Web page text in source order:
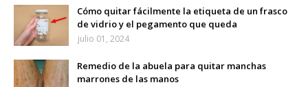
Cómo quitar fácilmente la etiqueta de un frasco
de vidrio y el pegamento que queda
julio 01, 2024
Remedio de la abuela para quitar manchas
marrones de las manos